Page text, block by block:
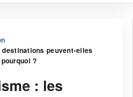
›
peuvent-elles
?
: les